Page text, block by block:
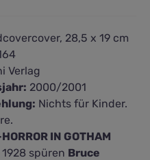
28,5 x 19 cm
Verlag
2000/2001
Nichts für Kinder.
IN GOTHAM
spüren Bruce